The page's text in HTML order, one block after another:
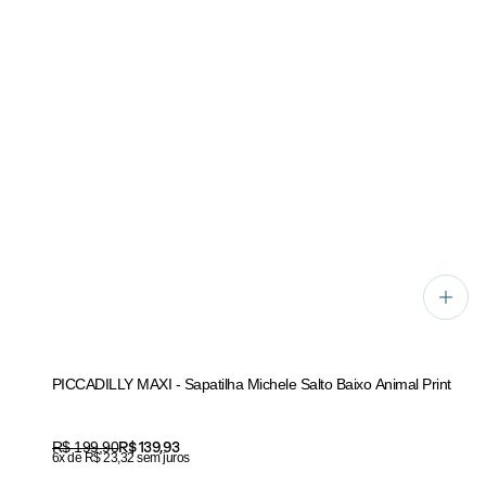
PICCADILLY MAXI - Sapatilha Michele Salto Baixo Animal Print
Original price:
R$ 199,90Price:
R$ 139,93
6x de R$ 23,32 sem juros